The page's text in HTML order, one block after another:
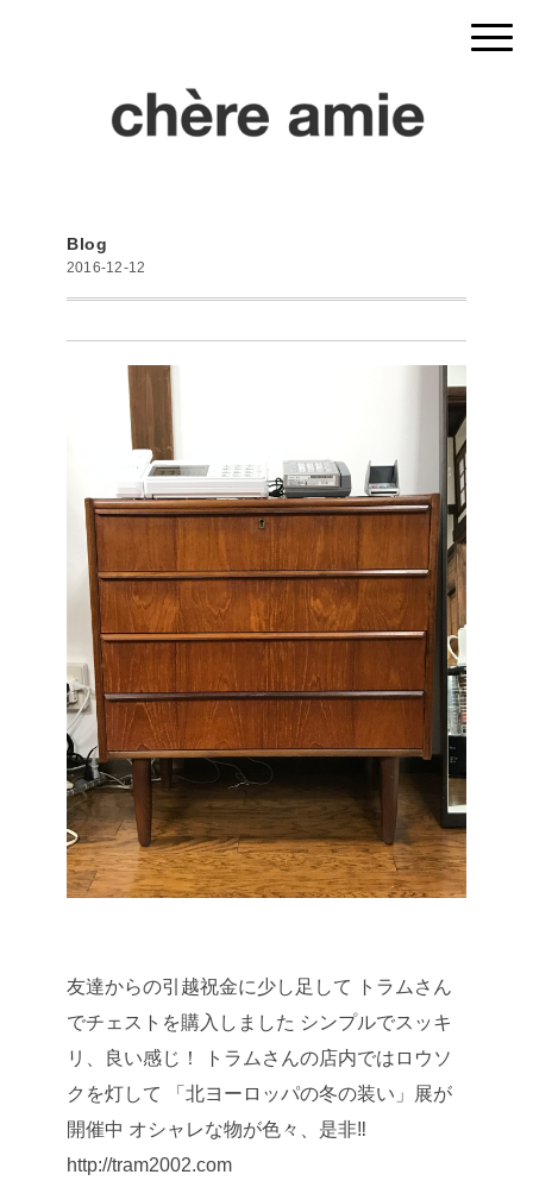
Blog
2016-12-12
友達からの引越祝金に少し足して
トラムさん
でチェストを購入しました シンプルでスッキ
リ、良い感じ！
トラムさんの店内ではロウソ
クを灯して
「北ヨーロッパの冬の装い」展が
開催中 オシャレな物が色々、是非‼︎
http://tram2002.com